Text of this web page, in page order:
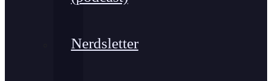
Nerdsletter